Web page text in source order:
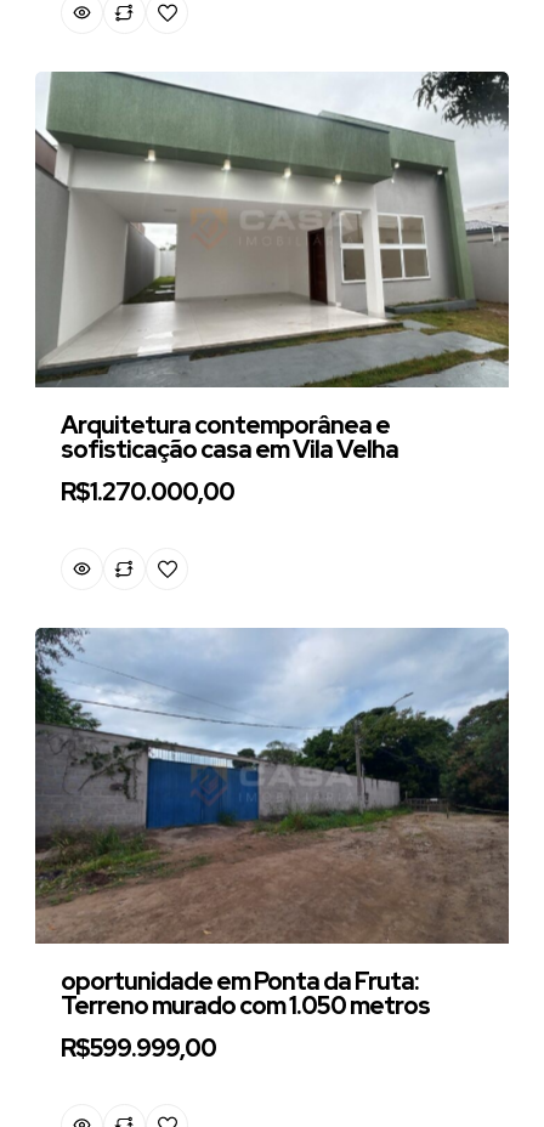
Arquitetura contemporânea e
sofisticação casa em Vila Velha
R$1.270.000,00
oportunidade em Ponta da Fruta:
Terreno murado com 1.050 metros
R$599.999,00